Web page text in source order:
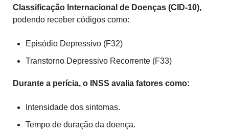
Classificação Internacional de Doenças (CID-10),
podendo receber códigos como:
Episódio Depressivo (F32)
Transtorno Depressivo Recorrente (F33)
Durante a perícia, o INSS avalia fatores como:
Intensidade dos sintomas.
Tempo de duração da doença.